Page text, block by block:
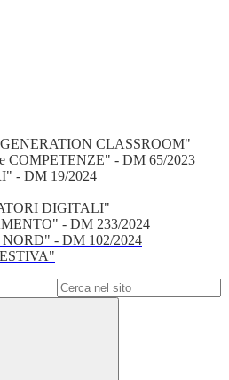
CLASSROOM"
COMPETENZE" - DM 65/2023
- DM 19/2024
DIGITALI"
- DM 233/2024
- DM 102/2024